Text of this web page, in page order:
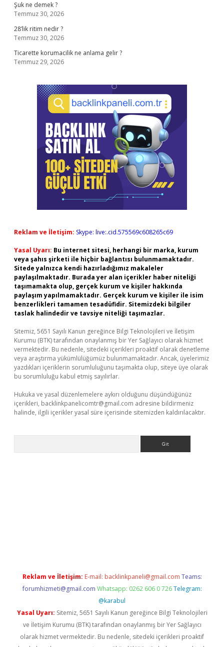
Şuk ne demek ?
Temmuz 30, 2026
28’lik ritim nedir ?
Temmuz 30, 2026
Ticarette korumacilik ne anlama gelir ?
Temmuz 29, 2026
Reklam ve İletişim: Skype: live:.cid.575569c608265c69
Yasal Uyarı: Bu internet sitesi, herhangi bir marka, kurum
veya şahıs şirketi ile hiçbir bağlantısı bulunmamaktadır.
Sitede yalnızca kendi hazırladığımız makaleler
paylaşılmaktadır. Burada yer alan içerikler haber niteliği
taşımamakta olup, gerçek kurum ve kişiler hakkında
paylaşım yapılmamaktadır. Gerçek kurum ve kişiler ile isim
benzerlikleri tamamen tesadüfidir. Sitemizdeki bilgiler
taslak halindedir ve tavsiye niteliği taşımazlar.
Sitemiz, 5651 Sayılı Kanun gereğince Bilgi Teknolojileri ve İletişim
Kurumu (BTK) tarafından onaylanmış bir Yer Sağlayıcı olarak hizmet
vermektedir. Bu nedenle, sitedeki içerikleri proaktif olarak denetleme
veya araştırma yükümlülüğümüz bulunmamaktadır. Ancak, üyelerimiz
yazdıkları içeriklerin sorumluluğunu taşımakta olup, siteye üye olarak
bu sorumluluğu kabul etmiş sayılırlar.
Hukuka ve yasal düzenlemelere aykırı olduğunu düşündüğünüz
içerikleri, backlinkpanelicomtr@gmail.com adresine bildirmeniz
halinde, ilgili içerikler yasal süre içerisinde sitemizden kaldırılacaktır.
Reklam ve İletişim: E-mail: backlinkpaneli@gmail.com Teams:
forumhizmeti@gmail.com Whatsapp: 0262 606 0 726 Telegram:
@karabul
Yasal Uyarı: Sitemiz, 5651 Sayılı Kanun gereğince Bilgi Teknolojileri
ve İletişim Kurumu (BTK) tarafından onaylanmış bir Yer Sağlayıcı
olarak hizmet vermektedir. Bu nedenle, sitedeki içerikleri proaktif